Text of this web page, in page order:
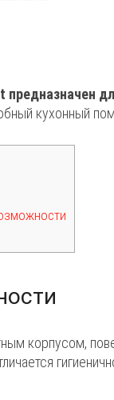
предназначен
кухонный
корпусом,